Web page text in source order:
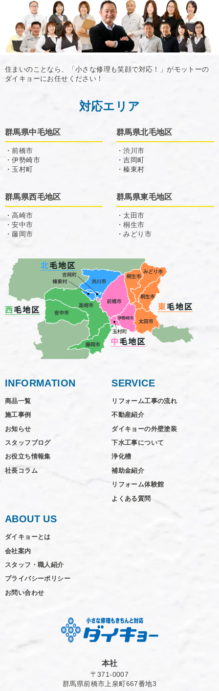
住まいのことなら、「小さな修理も笑顔で対応！」がモットーの
ダイキョーにお任せください！
対応エリア
群馬県中毛地区
・前橋市
・伊勢崎市
・玉村町
群馬県北毛地区
・渋川市
・吉岡町
・榛東村
群馬県西毛地区
・高崎市
・安中市
・藤岡市
群馬県東毛地区
・太田市
・桐生市
・みどり市
INFORMATION
商品一覧
施工事例
お知らせ
スタッフブログ
お役立ち情報集
社長コラム
SERVICE
リフォーム工事の流れ
不動産紹介
ダイキョーの外壁塗装
下水工事について
浄化槽
補助金紹介
リフォーム体験館
よくある質問
ABOUT US
ダイキョーとは
会社案内
スタッフ・職人紹介
プライバシーポリシー
お問い合わせ
本社
〒371-0007
群馬県前橋市上泉町667番地3